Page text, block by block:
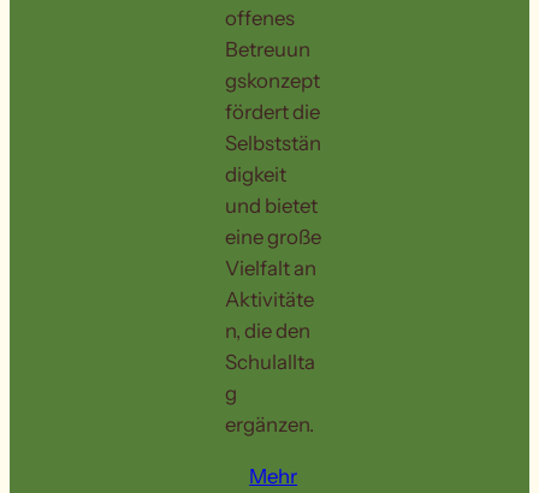
offenes
Betreuun
gskonzept
fördert die
Selbststän
digkeit
und bietet
eine große
Vielfalt an
Aktivitäte
n, die den
Schulallta
g
ergänzen.
Mehr